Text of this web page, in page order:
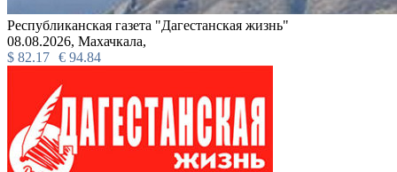
Республиканская газета "Дагестанская жизнь"
08.08.2026, Махачкала,
$ 82.17 € 94.84